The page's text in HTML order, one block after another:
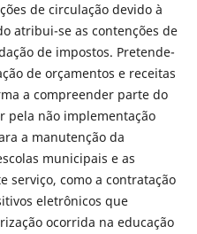
de circulação devido à
atribui-se as contenções de
de impostos. Pretende-
de orçamentos e receitas
a compreender parte do
pela não implementação
a manutenção da
municipais e as
serviço, como a contratação
eletrônicos que
ocorrida na educação